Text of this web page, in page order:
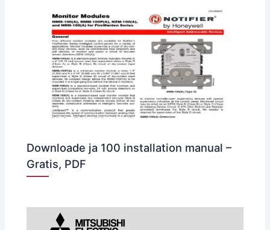
Downloade ja 100 installation manual –
Gratis, PDF